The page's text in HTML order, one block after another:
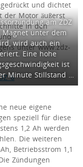
und dichtet
der Motor äußerst
in den
unter www.zdz-
am ZDZ
Magnet unter dem
wird auch ein
Eine hohe
ist
Minute Stillstand …
neue eigene
speziell für diese
1,2 Ah werden
Die weiteren
Betriebsstrom 1,1
Zündungen